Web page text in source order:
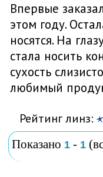
Впервые
этом году.
носятся. На
стала носить
сухость
любимый
Рейтинг линз:
Показано 1 - 1